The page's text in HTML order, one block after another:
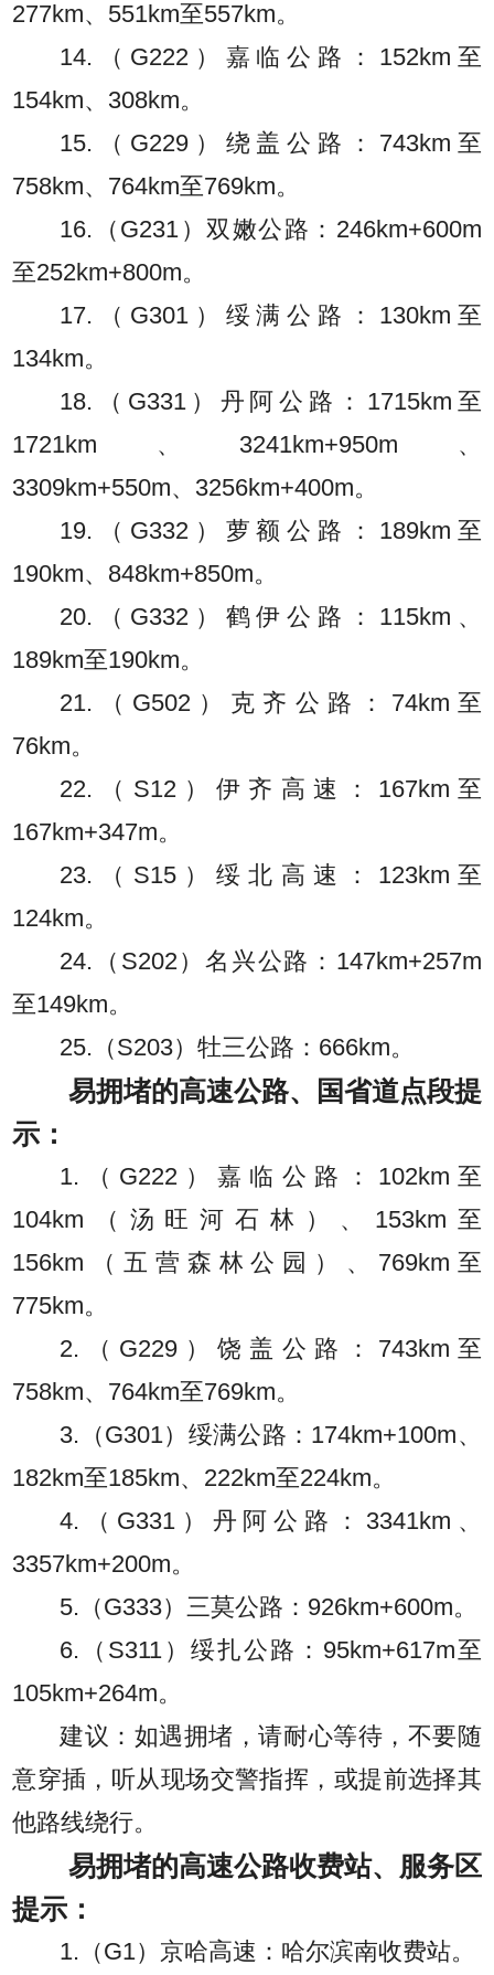
277km、551km至557km。
14.（G222）嘉临公路：152km至
154km、308km。
15.（G229）绕盖公路：743km至
758km、764km至769km。
16.（G231）双嫩公路：246km+600m
至252km+800m。
17.（G301）绥满公路：130km至
134km。
18.（G331）丹阿公路：1715km至
1721km、3241km+950m、
3309km+550m、3256km+400m。
19.（G332）萝额公路：189km至
190km、848km+850m。
20.（G332）鹤伊公路：115km、
189km至190km。
21.（G502）克齐公路：74km至
76km。
22.（S12）伊齐高速：167km至
167km+347m。
23.（S15）绥北高速：123km至
124km。
24.（S202）名兴公路：147km+257m
至149km。
25.（S203）牡三公路：666km。
易拥堵的高速公路、国省道点段提
示：
1.（G222）嘉临公路：102km至
104km（汤旺河石林）、153km至
156km（五营森林公园）、769km至
775km。
2.（G229）饶盖公路：743km至
758km、764km至769km。
3.（G301）绥满公路：174km+100m、
182km至185km、222km至224km。
4.（G331）丹阿公路：3341km、
3357km+200m。
5.（G333）三莫公路：926km+600m。
6.（S311）绥扎公路：95km+617m至
105km+264m。
建议：如遇拥堵，请耐心等待，不要随
意穿插，听从现场交警指挥，或提前选择其
他路线绕行。
易拥堵的高速公路收费站、服务区
提示：
1.（G1）京哈高速：哈尔滨南收费站。